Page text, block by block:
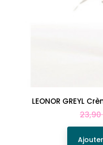
LEONOR GREYL
Prix
de
base